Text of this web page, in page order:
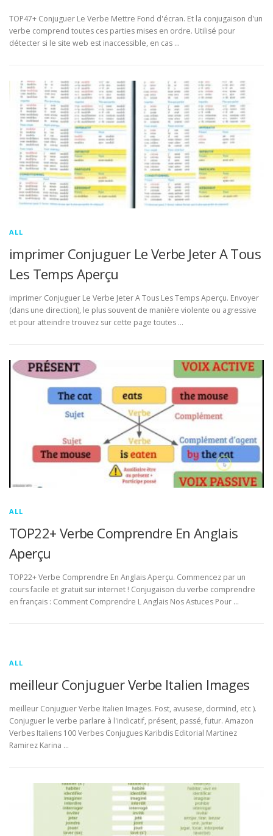
TOP47+ Conjuguer Le Verbe Mettre Fond d'écran. Et la conjugaison d'un
verbe comprend toutes ces parties mises en ordre. Utilisé pour
détecter si le site web est inaccessible, en cas …
ALL
imprimer Conjuguer Le Verbe Jeter A Tous
Les Temps Aperçu
imprimer Conjuguer Le Verbe Jeter A Tous Les Temps Aperçu. Envoyer
(dans une direction), le plus souvent de manière violente ou agressive
et pour atteindre trouvez sur cette page toutes …
ALL
TOP22+ Verbe Comprendre En Anglais
Aperçu
TOP22+ Verbe Comprendre En Anglais Aperçu. Commencez par un
cours facile et gratuit sur internet ! Conjugaison du verbe comprendre
en français : Comment Comprendre L Anglais Nos Astuces Pour …
ALL
meilleur Conjuguer Verbe Italien Images
meilleur Conjuguer Verbe Italien Images. Fost, avusese, dormind, etc ).
Conjuguer le verbe parlare à l'indicatif, présent, passé, futur. Amazon
Verbes Italiens 100 Verbes Conjugues Karibdis Editorial Martinez
Ramirez Karina …